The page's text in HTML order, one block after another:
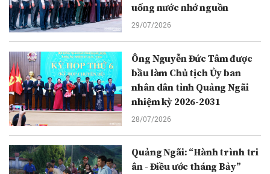
uống nước nhớ nguồn
29/07/2026
Ông Nguyễn Đức Tâm được
bầu làm Chủ tịch Ủy ban
nhân dân tỉnh Quảng Ngãi
nhiệm kỳ 2026-2031
28/07/2026
Quảng Ngãi: “Hành trình tri
ân - Điều ước tháng Bảy”